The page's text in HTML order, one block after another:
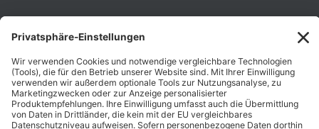
Unternehmen
Karriere
Zahlungsarten